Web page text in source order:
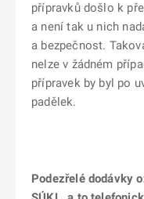
přípravků došlo k
a není tak u nich
a bezpečnost.
nelze v žádném
přípravek by byl po
padělek.
Podezřelé dodávky